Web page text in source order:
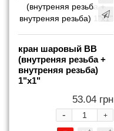
кран шаровый ВВ
(внутреняя резьба +
внутреняя резьба)
1"х1"
53.04 грн
+
-